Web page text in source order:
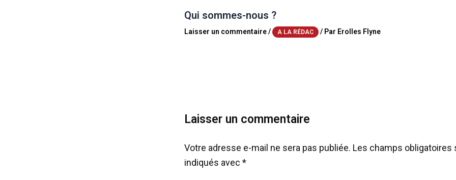
Qui sommes-nous ?
Laisser un commentaire/ A LA RÉDAC / Par Erolles Flyne
Laisser un commentaire
Votre adresse e-mail ne sera pas publiée. Les champs obligatoires
indiqués avec *